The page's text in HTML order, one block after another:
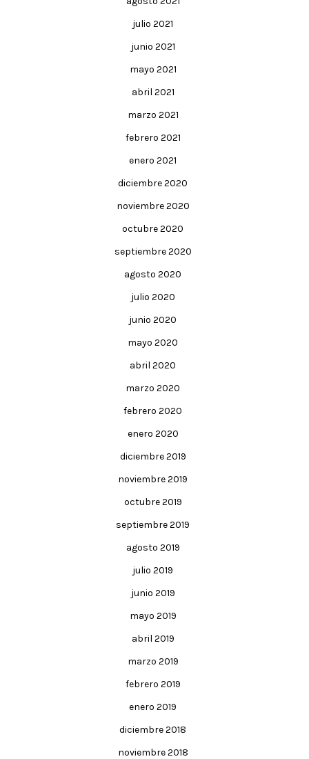
julio 2021
junio 2021
mayo 2021
abril 2021
marzo 2021
febrero 2021
enero 2021
diciembre 2020
noviembre 2020
octubre 2020
septiembre 2020
agosto 2020
julio 2020
junio 2020
mayo 2020
abril 2020
marzo 2020
febrero 2020
enero 2020
diciembre 2019
noviembre 2019
octubre 2019
septiembre 2019
agosto 2019
julio 2019
junio 2019
mayo 2019
abril 2019
marzo 2019
febrero 2019
enero 2019
diciembre 2018
noviembre 2018